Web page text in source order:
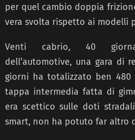
per quel cambio doppia
vera svolta rispetto ai modelli
Venti cabrio, 40
dell’automotive, una gara di
giorni ha totalizzato ben 480
tappa intermedia fatta di
era scettico sulle doti
smart, non ha potuto far altro